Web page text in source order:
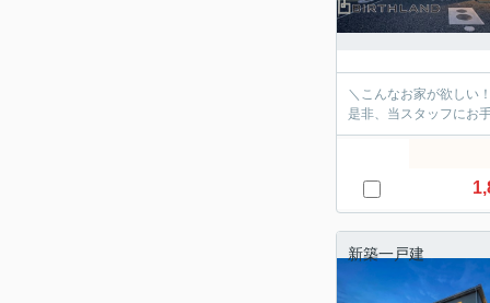
＼こんなお家が欲しい
是非、当スタッフにお
新築一戸建